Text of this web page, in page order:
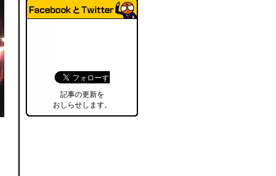
記事の更新を
おしらせします。